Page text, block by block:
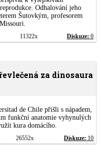
Odhalování jeho
Šutovkým, profesorem
11322x Diskuze: 0
za dinosaura
de Chile přišli s nápadem,
funkční anatomie vyhynulých
kura domácího.
26552x Diskuze: 10